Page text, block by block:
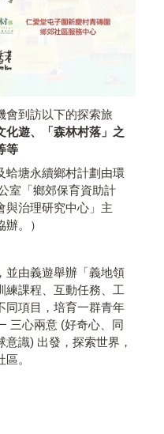
會到訪以下的探索旅
化遊、「森林村落」之
等
蛤塘永續鄉村計劃由環
室「鄉郊保育資助計
與治理研究中心」主
。）
並由義遊舉辦「義地領
練課程、互動任務、工
同項目，培育一群青年
三心兩意 (好奇心、同
識) 出發，探索世界，
。